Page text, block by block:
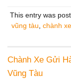
This entry was
vũng tàu, chành
Chành Xe Gửi
Vũng Tàu